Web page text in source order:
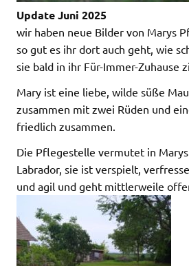
Update Juni 2025
wir haben neue Bilder von Marys
so gut es ihr dort auch geht, wie
sie bald in ihr Für-Immer-Zuhause
Mary ist eine liebe, wilde süße
zusammen mit zwei Rüden und
friedlich zusammen.
Die Pflegestelle vermutet in
Labrador, sie ist verspielt,
und agil und geht mittlerweile